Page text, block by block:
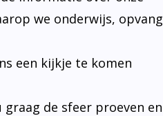
we onderwijs, opvang
een kijkje te komen
de sfeer proeven en